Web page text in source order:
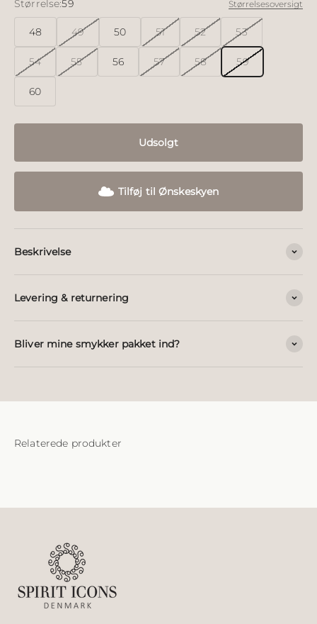
Størrelse:59 Størrelsesoversigt
48 49 50 51 52 53
54 55 56 57 58 59
60
Udsolgt
Tilføj til Ønskeskyen
Beskrivelse
Levering & returnering
Bliver mine smykker pakket ind?